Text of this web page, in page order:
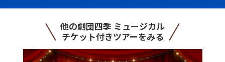
他の劇団四季 ミュージカル
チケット付きツアーをみる